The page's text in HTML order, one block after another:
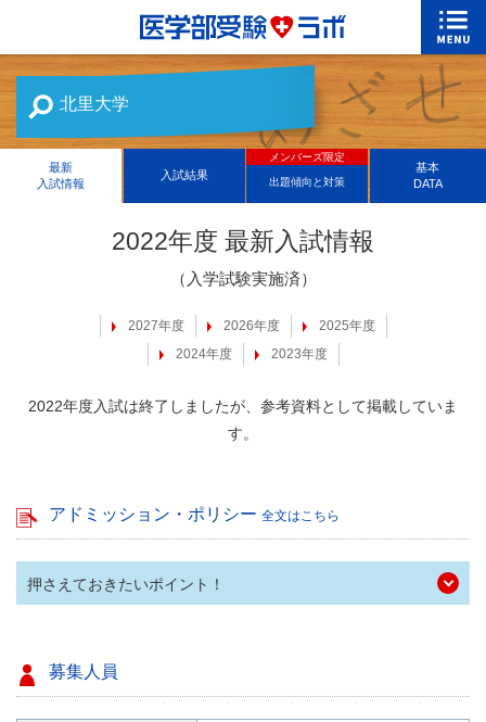
北里大学
最新
入試情報
入試結果
出題傾向と対策
メンバーズ限定
基本
DATA
2022年度 最新入試情報
（入学試験実施済）
2027年度 2026年度
2025年度
2024年度
2023年度
2022年度入試は終了しましたが、参考資料として掲載していま
す。
アドミッション・ポリシー 全文はこちら
押さえておきたいポイント！
募集人員